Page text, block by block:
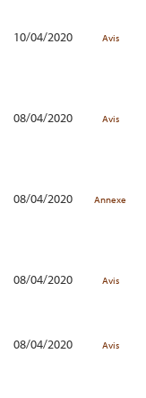
10/04/2020
Avis
08/04/2020
Avis
08/04/2020
Annexe
08/04/2020
Avis
08/04/2020
Avis